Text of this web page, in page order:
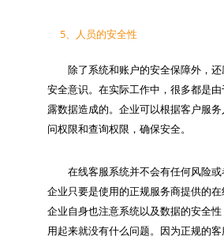
5、人员的安全性
除了系统和账户的安全保障外，还
安全意识。在实际工作中，很多都是
露数据造成的。企业可以根据客户服
在线客服系统并不会有任何风险或
企业只要是使用的正规服务商提供的
企业自身也注意系统以及数据的安全
用起来就没有什么问题。因为正规的